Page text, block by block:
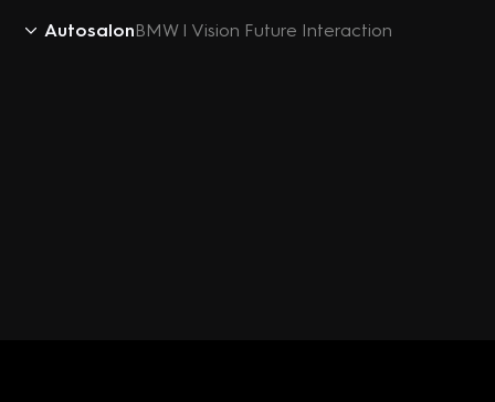
AutosalonBMW I Vision Future Interaction